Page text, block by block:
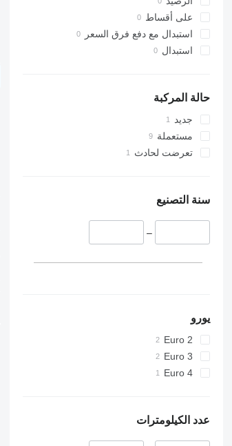
على أقساط
استبدال مع دفع فرق السعر
استبدال
حالة المركبة
جديد
مستعملة
تعرضت لحادث
سنة التصنيع
–
يورو
Euro 2
Euro 3
Euro 4
عدد الكيلومترات